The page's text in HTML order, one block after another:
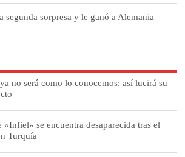
segunda sorpresa y le ganó a Alemania
no será como lo conocemos: así lucirá su
«Infiel» se encuentra desaparecida tras el
Turquía